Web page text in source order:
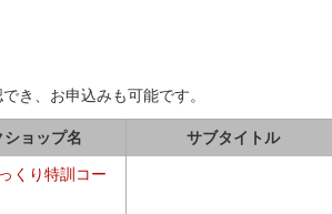
き、お申込みも可能です。
ショップ名 サブタイトル
くり特訓コー